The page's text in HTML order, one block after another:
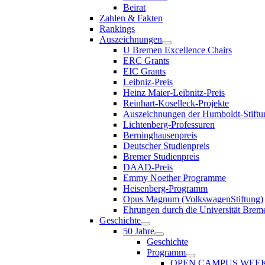
Beirat
Zahlen & Fakten
Rankings
Auszeichnungen
U Bremen Excellence Chairs
ERC Grants
EIC Grants
Leibniz-Preis
Heinz Maier-Leibnitz-Preis
Reinhart-Koselleck-Projekte
Auszeichnungen der Humboldt-
Lichtenberg-Professuren
Berninghausenpreis
Deutscher Studienpreis
Bremer Studienpreis
DAAD-Preis
Emmy Noether Programme
Heisenberg-Programm
Opus Magnum (VolkswagenStiftung)
Ehrungen durch die Universität
Geschichte
50 Jahre
Geschichte
Programm
OPEN CAMPUS